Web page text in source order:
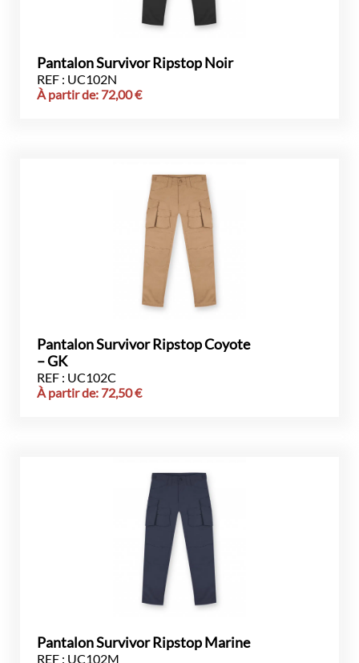
Pantalon Survivor Ripstop Noir
REF : UC102N
À partir de: 72,00€
Pantalon Survivor Ripstop Coyote
– GK
REF : UC102C
À partir de: 72,50€
Pantalon Survivor Ripstop Marine
REF : UC102M